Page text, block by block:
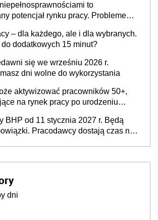
to
potencjał rynku pracy. Problemem
bariery po stronie systemu i
[WYWIAD]
– dla każdego, ale i dla wybranych.
dodatkowych 15 minut?
się we wrześniu 2026 r.
dni wolne do wykorzystania
aktywizować pracowników 50+,
na rynek pracy po urodzeniu
Powstanie Fundusz na rzecz
w Zatrudnianiu?
BHP od 11 stycznia 2027 r. Będą
Pracodawcy dostają czas na
dni